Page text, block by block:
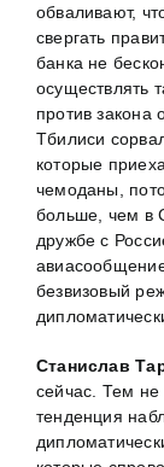
обваливают,
свергать
банка не
осуществлять
против закона
Тбилиси
которые
чемоданы,
больше, чем в
дружбе с
безвизовый
Станислав
сейчас. Тем не
тенденция